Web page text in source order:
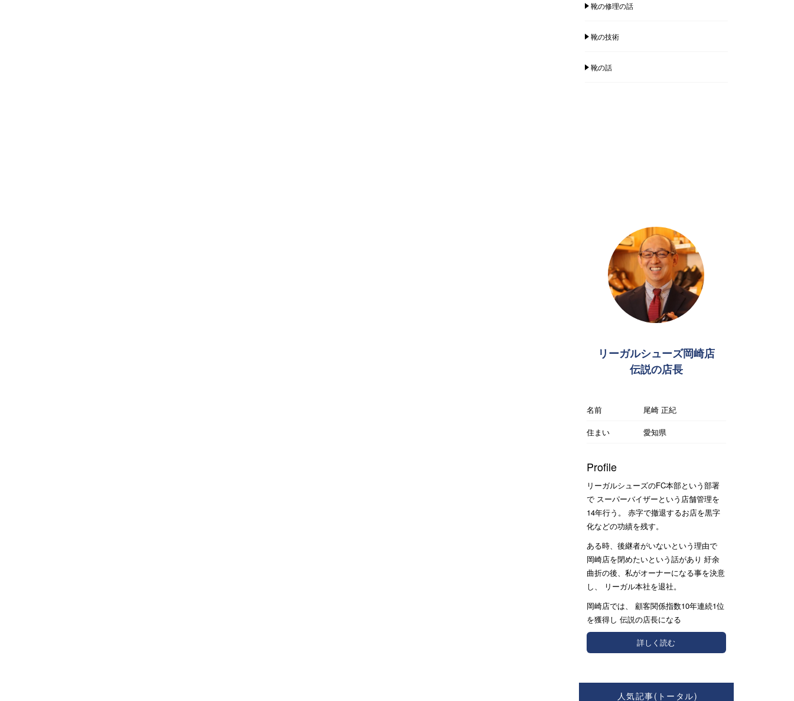
靴の修理の話
靴の技術
靴の話
リーガルシューズ岡崎店
伝説の店長
名前
尾崎 正紀
住まい
愛知県
Profile
リーガルシューズのFC本部という部署
で スーパーバイザーという店舗管理を
14年行う。 赤字で撤退するお店を黒字
化などの功績を残す。
ある時、後継者がいないという理由で
岡崎店を閉めたいという話があり 紆余
曲折の後、私がオーナーになる事を決意
し、 リーガル本社を退社。
岡崎店では、 顧客関係指数10年連続1位
を獲得し 伝説の店長になる
詳しく読む
人気記事(トータル)